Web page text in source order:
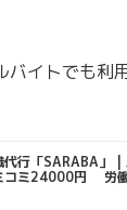
バイトでも利
代行「SARABA」
コミ24000円 労